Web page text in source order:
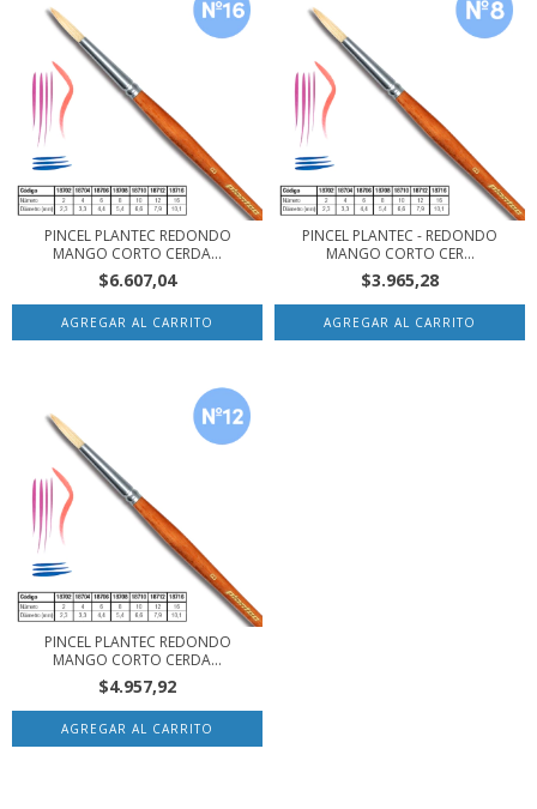
PINCEL PLANTEC REDONDO
MANGO CORTO CERDA...
$6.607,04
PINCEL PLANTEC - REDONDO
MANGO CORTO CER...
$3.965,28
PINCEL PLANTEC REDONDO
MANGO CORTO CERDA...
$4.957,92